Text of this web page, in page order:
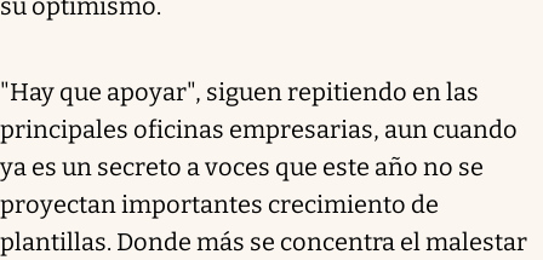
su optimismo.
"Hay que apoyar", siguen repitiendo en las
principales oficinas empresarias, aun cuando
ya es un secreto a voces que este año no se
proyectan importantes crecimiento de
plantillas. Donde más se concentra el malestar